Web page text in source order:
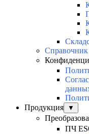
Справочник
Продукция
▼
ПЧ